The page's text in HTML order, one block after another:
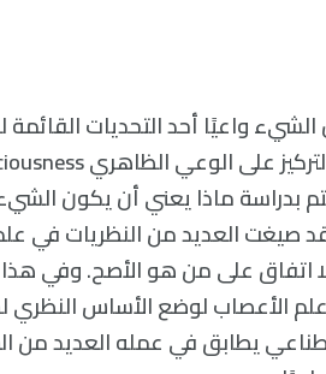
واعيًا أحد التحديات القائمة
بدراسة ماذا يعني أن يكون
العديد من النظريات في
لا اتفاق على من هو الأصح. وفي
الأعصاب لوضع الأساس النظري
يطابق في عمله العديد من